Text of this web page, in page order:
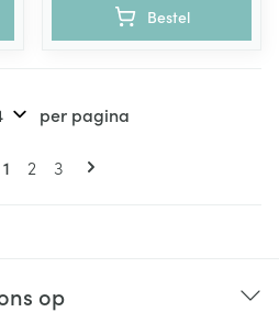
Bestel
Pagina's
U lees momenteel pagina
1 Pagina
2 Pagina
3
per pagina
op